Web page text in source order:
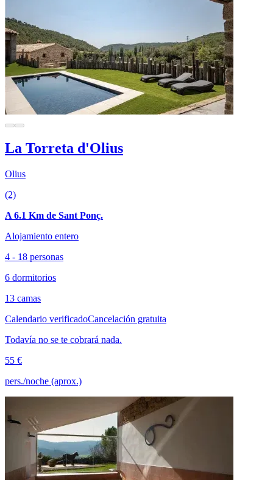
La Torreta d'Olius
Olius
(2)
A 6.1 Km de Sant Ponç.
Alojamiento entero
4 - 18 personas
6 dormitorios
13 camas
Calendario verificadoCancelación gratuita
Todavía no se te cobrará nada.
55 €
pers./noche (aprox.)